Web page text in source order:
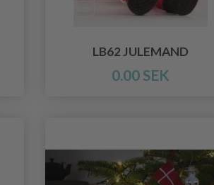
LB62 JULEMAND
0.00 SEK